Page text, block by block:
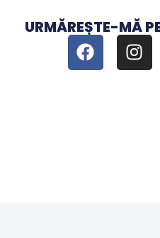
URMĂREȘTE-MĂ